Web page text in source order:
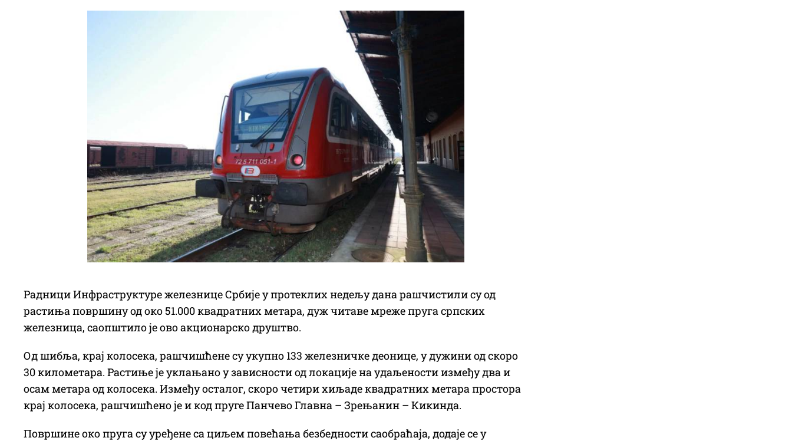
Радници Инфраструктуре железнице Србије у протеклих недељу дана рашчистили су од
растиња површину од око 51.000 квадратних метара, дуж читаве мреже пруга српских
железница, саопштило је ово акционарско друштво.
Од шибља, крај колосека, рашчишћене су укупно 133 железничке деонице, у дужини од скоро
30 километара. Растиње је уклањано у зависности од локације на удаљености између два и
осам метара од колосека. Између осталог, скоро четири хиљаде квадратних метара простора
крај колосека, рашчишћено је и код пруге Панчево Главна – Зрењанин – Кикинда.
Површине око пруга су уређене са циљем повећања безбедности саобраћаја, додаје се у